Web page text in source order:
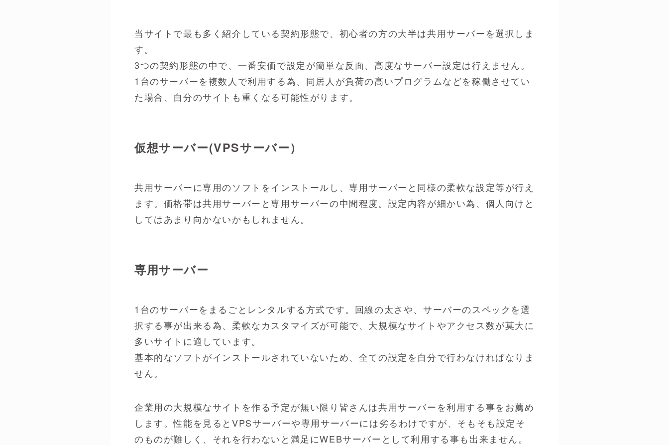
当サイトで最も多く紹介している契約形態で、初心者の方の大半は共用サーバーを選択しま
す。
3つの契約形態の中で、一番安価で設定が簡単な反面、高度なサーバー設定は行えません。
1台のサーバーを複数人で利用する為、同居人が負荷の高いプログラムなどを稼働させてい
た場合、自分のサイトも重くなる可能性がります。
仮想サーバー(VPSサーバー）
共用サーバーに専用のソフトをインストールし、専用サーバーと同様の柔軟な設定等が行え
ます。価格帯は共用サーバーと専用サーバーの中間程度。設定内容が細かい為、個人向けと
してはあまり向かないかもしれません。
専用サーバー
1台のサーバーをまるごとレンタルする方式です。回線の太さや、サーバーのスペックを選
択する事が出来る為、柔軟なカスタマイズが可能で、大規模なサイトやアクセス数が莫大に
多いサイトに適しています。
基本的なソフトがインストールされていないため、全ての設定を自分で行わなければなりま
せん。
企業用の大規模なサイトを作る予定が無い限り皆さんは共用サーバーを利用する事をお薦め
します。性能を見るとVPSサーバーや専用サーバーには劣るわけですが、そもそも設定そ
のものが難しく、それを行わないと満足にWEBサーバーとして利用する事も出来ません。